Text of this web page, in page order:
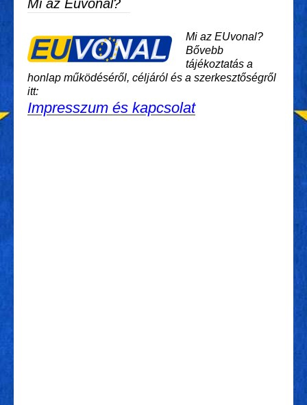
Mi az Euvonal?
Mi az EUvonal?
Bővebb
tájékoztatás a
honlap működéséről, céljáról és a szerkesztőségről
itt:
Impresszum és kapcsolat